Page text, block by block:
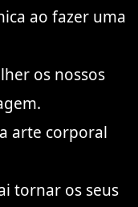
ao fazer uma
os nossos
arte corporal
tornar os seus